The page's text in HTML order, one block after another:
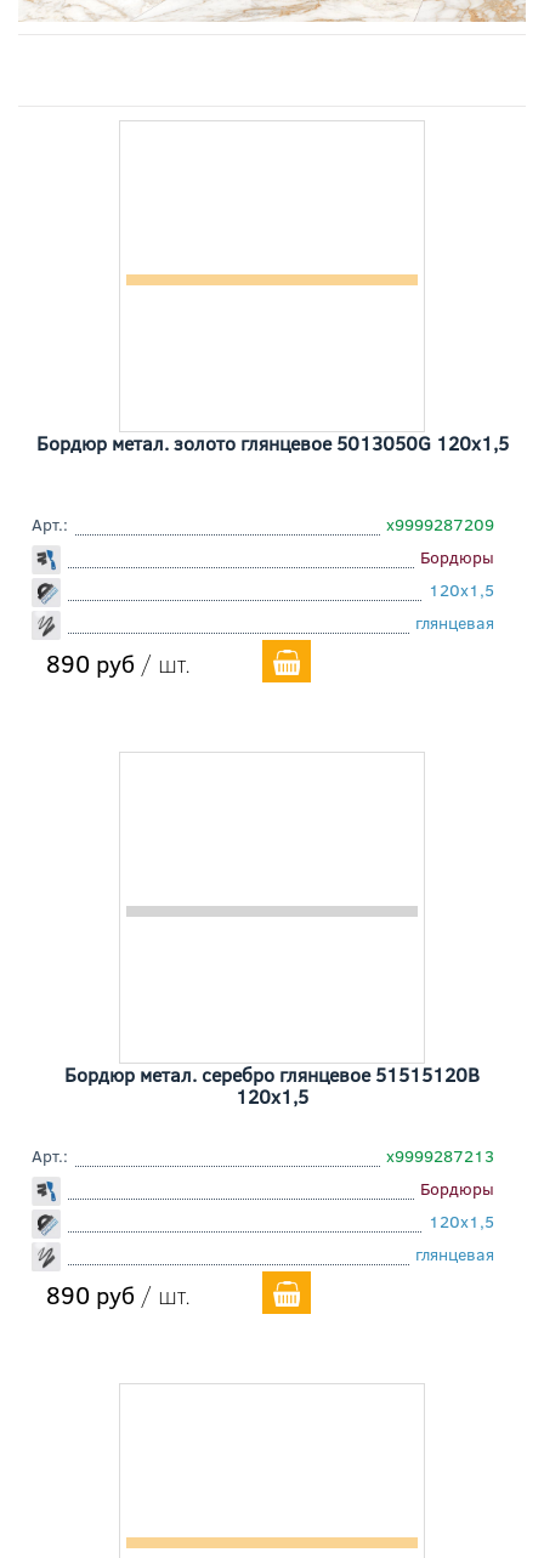
Бордюр метал. золото глянцевое 5013050G 120x1,5
Арт.:
х9999287209
Бордюры
120x1,5
глянцевая
890 руб / шт.
Бордюр метал. серебро глянцевое 51515120B
120x1,5
Арт.:
х9999287213
Бордюры
120x1,5
глянцевая
890 руб / шт.